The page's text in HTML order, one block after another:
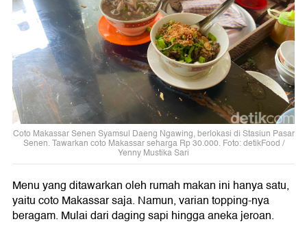
Coto Makassar Senen Syamsul Daeng Ngawing, berlokasi di Stasiun Pasar
Senen. Tawarkan coto Makassar seharga Rp 30.000. Foto: detikFood /
Yenny Mustika Sari
Menu yang ditawarkan oleh rumah makan ini hanya satu,
yaitu coto Makassar saja. Namun, varian topping-nya
beragam. Mulai dari daging sapi hingga aneka jeroan.